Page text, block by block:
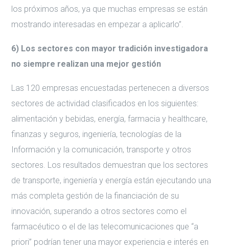
los próximos años, ya que muchas empresas se están
mostrando interesadas en empezar a aplicarlo”.
6) Los sectores con mayor tradición investigadora
no siempre realizan una mejor gestión
Las 120 empresas encuestadas pertenecen a diversos
sectores de actividad clasificados en los siguientes:
alimentación y bebidas, energía, farmacia y healthcare,
finanzas y seguros, ingeniería, tecnologías de la
Información y la comunicación, transporte y otros
sectores. Los resultados demuestran que los sectores
de transporte, ingeniería y energía están ejecutando una
más completa gestión de la financiación de su
innovación, superando a otros sectores como el
farmacéutico o el de las telecomunicaciones que “a
priori” podrían tener una mayor experiencia e interés en